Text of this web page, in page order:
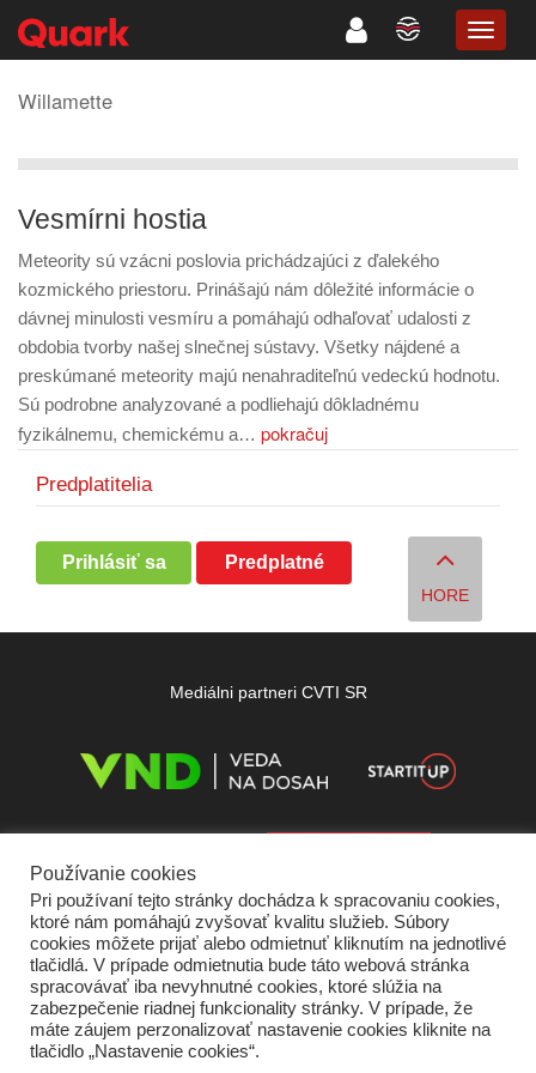
Willamette
Vesmírni hostia
Meteority sú vzácni poslovia prichádzajúci z ďalekého
kozmického priestoru. Prinášajú nám dôležité informácie o
dávnej minulosti vesmíru a pomáhajú odhaľovať udalosti z
obdobia tvorby našej slnečnej sústavy. Všetky nájdené a
preskúmané meteority majú nenahraditeľnú vedeckú hodnotu.
Sú podrobne analyzované a podliehajú dôkladnému
fyzikálnemu, chemickému a… pokračuj
Predplatitelia
Prihlásiť sa Predplatné
HORE
Mediálni partneri CVTI SR
Domov O nás Kontakt Vydavateľ
Používanie cookies
Pri používaní tejto stránky dochádza k spracovaniu cookies,
ktoré nám pomáhajú zvyšovať kvalitu služieb. Súbory
cookies môžete prijať alebo odmietnuť kliknutím na jednotlivé
tlačidlá. V prípade odmietnutia bude táto webová stránka
spracovávať iba nevyhnutné cookies, ktoré slúžia na
zabezpečenie riadnej funkcionality stránky. V prípade, že
máte záujem perzonalizovať nastavenie cookies kliknite na
tlačidlo „Nastavenie cookies“.